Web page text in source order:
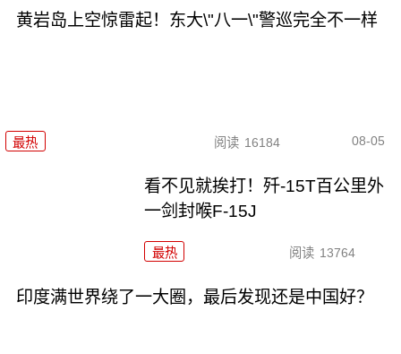
黄岩岛上空惊雷起！东大\"八一\"警巡完全不一样
最热 阅读 16184 08-05
看不见就挨打！歼-15T百公里外
一剑封喉F-15J
最热 阅读 13764
印度满世界绕了一大圈，最后发现还是中国好？